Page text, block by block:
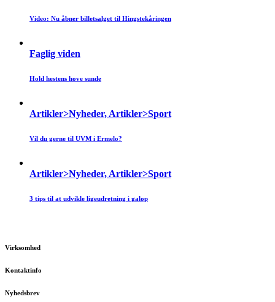
Video: Nu åbner billetsalget til Hingstekåringen
Faglig viden
Hold hestens hove sunde
Artikler>Nyheder, Artikler>Sport
Vil du gerne til UVM i Ermelo?
Artikler>Nyheder, Artikler>Sport
3 tips til at udvikle ligeudretning i galop
Virksomhed
Kontaktinfo
Nyhedsbrev